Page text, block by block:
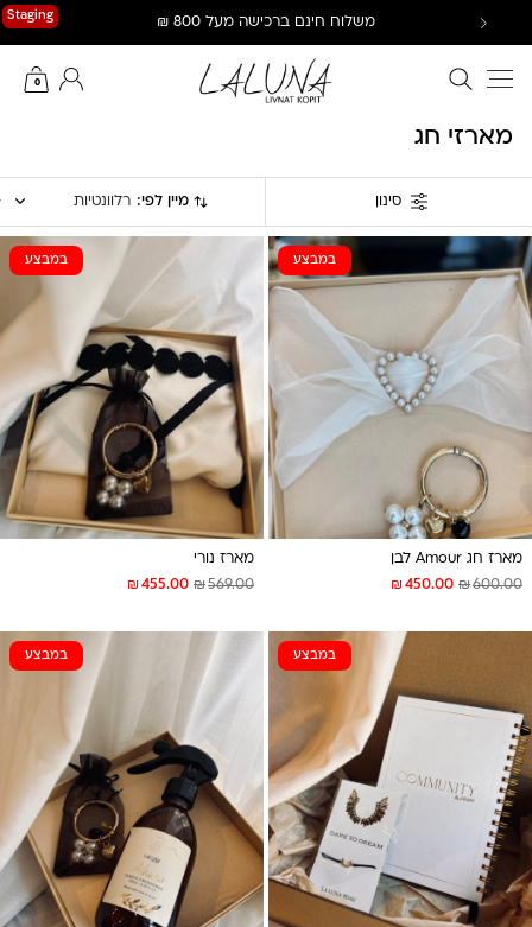
Staging משלוח חינם ברכישה מעל 800 ₪
חיפוש באתר
0
החשבון שלי
מארזי חג
סינון מיין לפי: רלוונטיות
במבצע
מארז חג Amour לבן
₪450.00 ₪600.00
במבצע
מארז נורי
₪455.00 ₪569.00
במבצע במבצע